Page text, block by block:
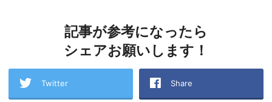
記事が参考になったら
シェアお願いします！
Twitter Share